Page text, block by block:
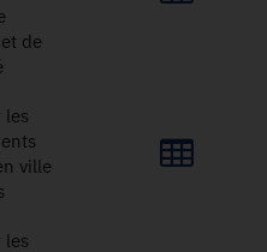
de
les
ville
les